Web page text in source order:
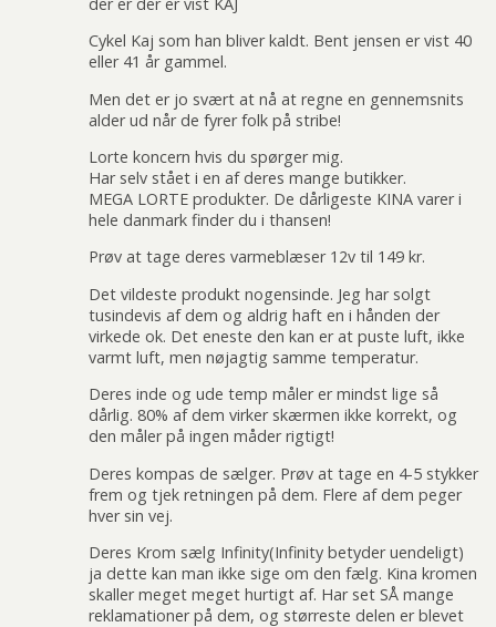
Cykel Kaj som han bliver kaldt. Bent jensen er vist 40
eller 41 år gammel.
Men det er jo svært at nå at regne en gennemsnits
alder ud når de fyrer folk på stribe!
Lorte koncern hvis du spørger mig.
Har selv stået i en af deres mange butikker.
MEGA LORTE produkter. De dårligeste KINA varer i
hele danmark finder du i thansen!
Prøv at tage deres varmeblæser 12v til 149 kr.
Det vildeste produkt nogensinde. Jeg har solgt
tusindevis af dem og aldrig haft en i hånden der
virkede ok. Det eneste den kan er at puste luft, ikke
varmt luft, men nøjagtig samme temperatur.
Deres inde og ude temp måler er mindst lige så
dårlig. 80% af dem virker skærmen ikke korrekt, og
den måler på ingen måder rigtigt!
Deres kompas de sælger. Prøv at tage en 4-5 stykker
frem og tjek retningen på dem. Flere af dem peger
hver sin vej.
Deres Krom sælg Infinity(Infinity betyder uendeligt)
ja dette kan man ikke sige om den fælg. Kina kromen
skaller meget meget hurtigt af. Har set SÅ mange
reklamationer på dem, og størreste delen er blevet